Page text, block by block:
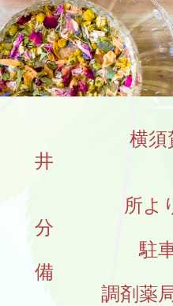
横須
所よ
駐
調剤薬